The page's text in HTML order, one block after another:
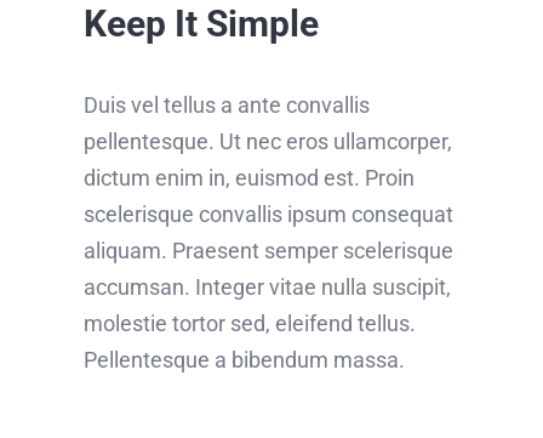
Keep It Simple
Duis vel tellus a ante convallis
pellentesque. Ut nec eros ullamcorper,
dictum enim in, euismod est. Proin
scelerisque convallis ipsum consequat
aliquam. Praesent semper scelerisque
accumsan. Integer vitae nulla suscipit,
molestie tortor sed, eleifend tellus.
Pellentesque a bibendum massa.